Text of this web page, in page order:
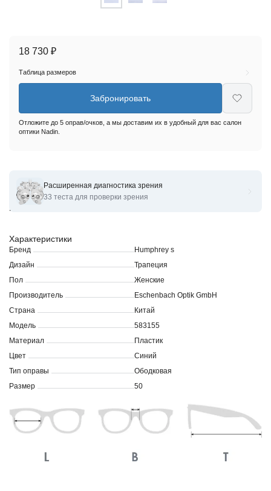
Оправы для очков корригирующих Humphreys
Eschenbach583155
Характеристики
Бренд
Humphrey s
Дизайн
Трапеция
Пол
Женские
Производитель
Eschenbach Optik GmbH
Страна
Китай
Модель
583155
Материал
Пластик
Цвет
Синий
Тип оправы
Ободковая
Размер
50
18 730 ₽
Таблица размеров
Забронировать
Отложите до 5 оправ/очков, а мы доставим их в удобный для вас салон
оптики Nadin.
Расширенная диагностика зрения
33 теста для проверки зрения